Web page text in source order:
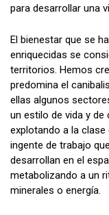
para desarrollar una
El bienestar que se
enriquecidas se
territorios. Hemos
predomina el
ellas algunos
un estilo de vida y
explotando a la
ingente de trabajo
desarrollan en el
metabolizando a un
minerales o energía.